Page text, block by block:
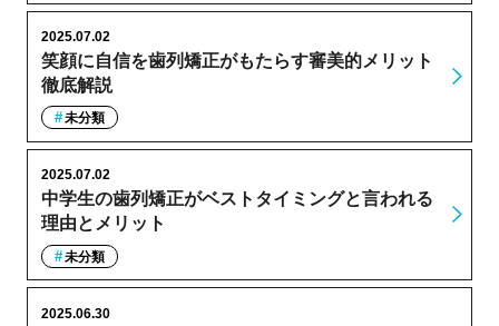
笑顔に自信を歯列矯正がもたらす審美的メリット
徹底解説
2025.07.02
未分類
中学生の歯列矯正がベストタイミングと言われる
理由とメリット
2025.07.02
未分類
2025.06.30